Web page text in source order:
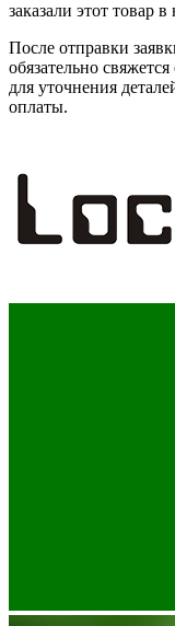
заказали этот товар
После отправки
обязательно
для уточнения
оплаты.